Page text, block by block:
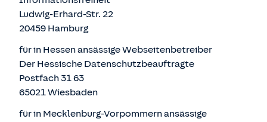
Ludwig-Erhard-Str. 22
20459 Hamburg
für in Hessen ansässige Webseitenbetreiber
Der Hessische Datenschutzbeauftragte
Postfach 31 63
65021 Wiesbaden
für in Mecklenburg-Vorpommern ansässige